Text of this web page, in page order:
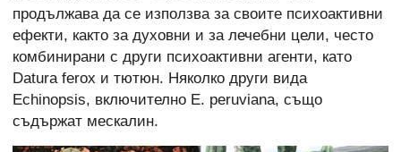
продължава да се използва за своите психоактивни
ефекти, както за духовни и за лечебни цели, често
комбинирани с други психоактивни агенти, като
Datura ferox и тютюн. Няколко други вида
Echinopsis, включително E. peruviana, също
съдържат мескалин.